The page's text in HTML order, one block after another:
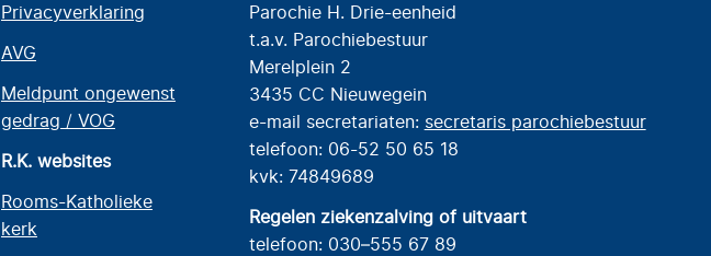
Privacyverklaring
AVG
Meldpunt ongewenst
gedrag / VOG
R.K. websites
Rooms-Katholieke
kerk
Parochie H. Drie-eenheid
t.a.v. Parochiebestuur
Merelplein 2
3435 CC Nieuwegein
e-mail secretariaten: secretaris parochiebestuur
telefoon: 06-52 50 65 18
kvk: 74849689
Regelen ziekenzalving of uitvaart
telefoon: 030–555 67 89